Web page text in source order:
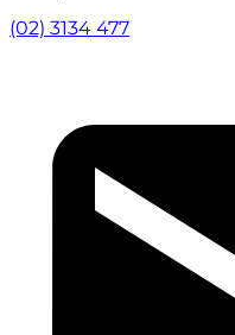
(02) 3134 477